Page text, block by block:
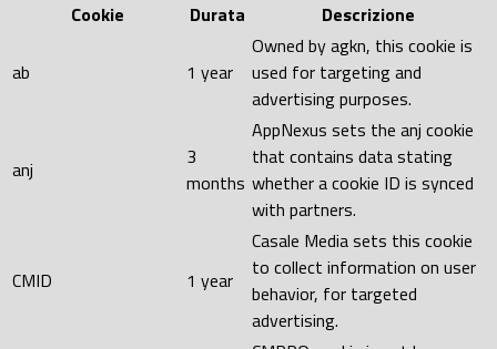
Cookie
Durata Descrizione
ab 1 year
Owned by agkn, this cookie is
used for targeting and
advertising purposes.
anj
3
months
AppNexus sets the anj cookie
that contains data stating
whether a cookie ID is synced
with partners.
CMID 1 year
Casale Media sets this cookie
to collect information on user
behavior, for targeted
advertising.